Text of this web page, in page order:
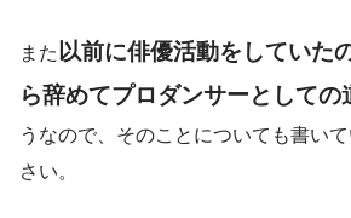
また 以前に俳優活動をしていた
ら辞めてプロダンサーとしての
うなので、そのことについても書い
さい。